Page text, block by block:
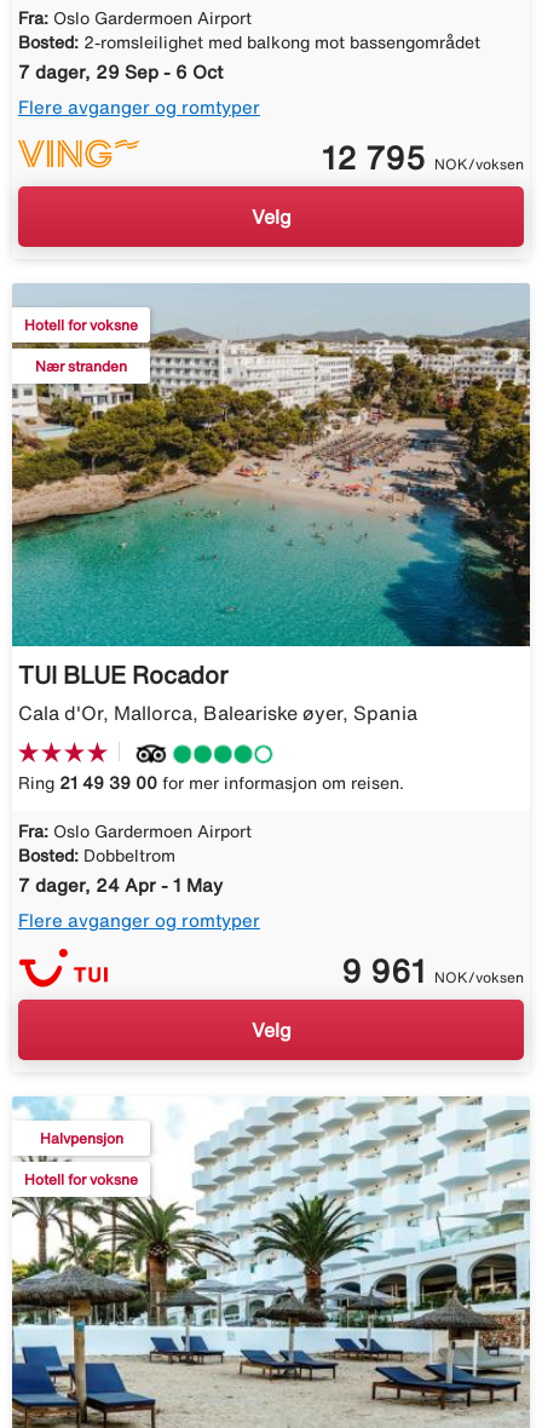
Fra: Oslo Gardermoen Airport
Bosted: 2-romsleilighet med balkong mot bassengområdet
7 dager, 29 Sep - 6 Oct
Flere avganger og romtyper
12 795 NOK/voksen
Velg
Hotell for voksne
Nær stranden
TUI BLUE Rocador
Cala d'Or, Mallorca, Baleariske øyer, Spania
Ring 21 49 39 00 for mer informasjon om reisen.
Fra: Oslo Gardermoen Airport
Bosted: Dobbeltrom
7 dager, 24 Apr - 1 May
Flere avganger og romtyper
9 961 NOK/voksen
Velg
Halvpensjon
Hotell for voksne